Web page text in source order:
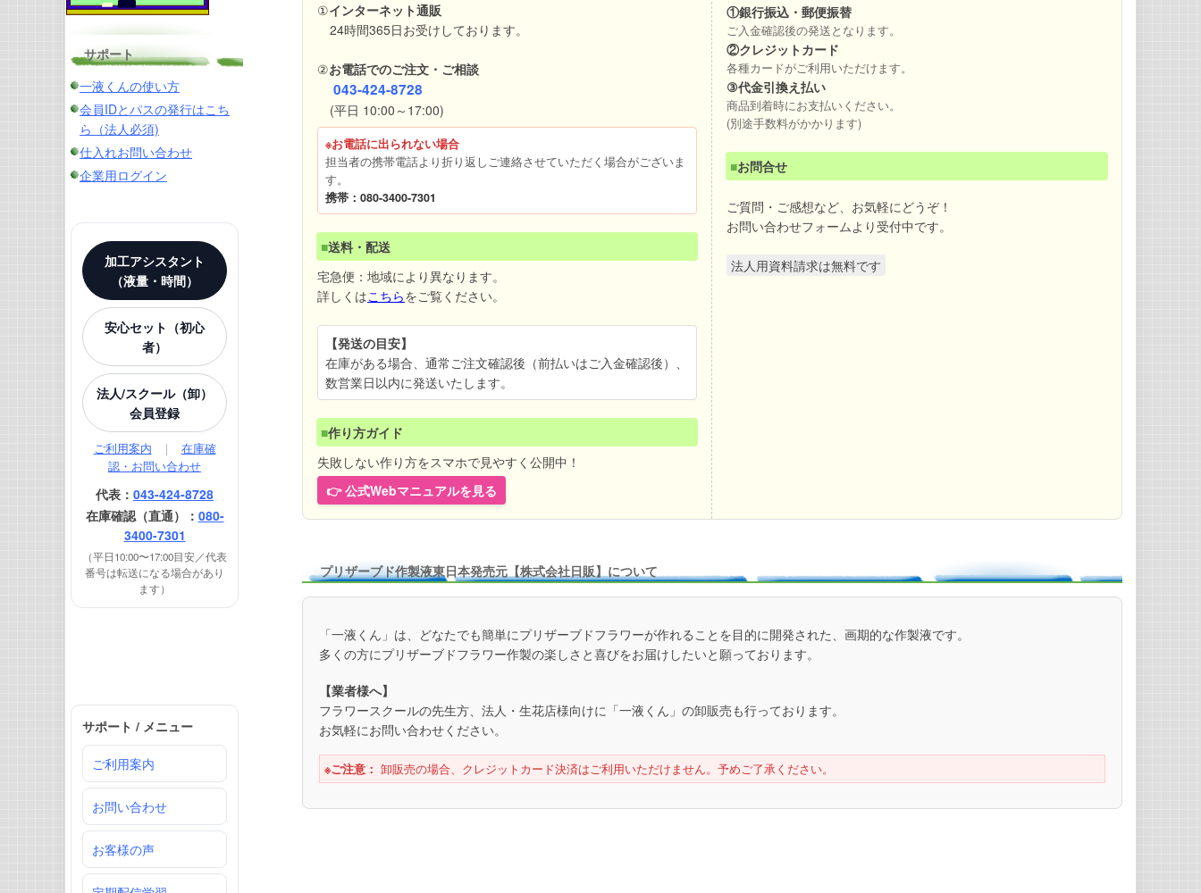
サポート
一液くんの使い方
会員IDとパスの発行はこち
ら（法人必須)
仕入れお問い合わせ
企業用ログイン
加工アシスタント
（液量・時間）
安心セット（初心
者）
法人/スクール（卸）
会員登録
ご利用案内 ｜
在庫確
認・お問い合わせ
代表： 043-424-8728
在庫確認（直通）： 080-
3400-7301
（平日10:00〜17:00目安／代表
番号は転送になる場合があり
ます）
サポート / メニュー
ご利用案内
お問い合わせ
お客様の声
①インターネット通販
24時間365日お受けしております。
②お電話でのご注文・ご相談
043-424-8728
(平日 10:00～17:00)
※お電話に出られない場合
担当者の携帯電話より折り返しご連絡させていただく場合がございま
す。
携帯：080-3400-7301
■送料・配送
宅急便：地域により異なります。
詳しくはこちらをご覧ください。
【発送の目安】
在庫がある場合、通常ご注文確認後（前払いはご入金確認後）、
数営業日以内に発送いたします。
■作り方ガイド
失敗しない作り方をスマホで見やすく公開中！
👉 公式Webマニュアルを見る
①銀行振込・郵便振替
ご入金確認後の発送となります。
②クレジットカード
各種カードがご利用いただけます。
③代金引換え払い
商品到着時にお支払いください。
(別途手数料がかかります)
■お問合せ
ご質問・ご感想など、お気軽にどうぞ！
お問い合わせフォームより受付中です。
法人用資料請求は無料です
プリザーブド作製液東日本発売元【株式会社日販】について
「一液くん」は、どなたでも簡単にプリザーブドフラワーが作れることを目的に開発された、画期的な作製液です。
多くの方にプリザーブドフラワー作製の楽しさと喜びをお届けしたいと願っております。
【業者様へ】
フラワースクールの先生方、法人・生花店様向けに「一液くん」の卸販売も行っております。
お気軽にお問い合わせください。
※ご注意： 卸販売の場合、クレジットカード決済はご利用いただけません。予めご了承ください。